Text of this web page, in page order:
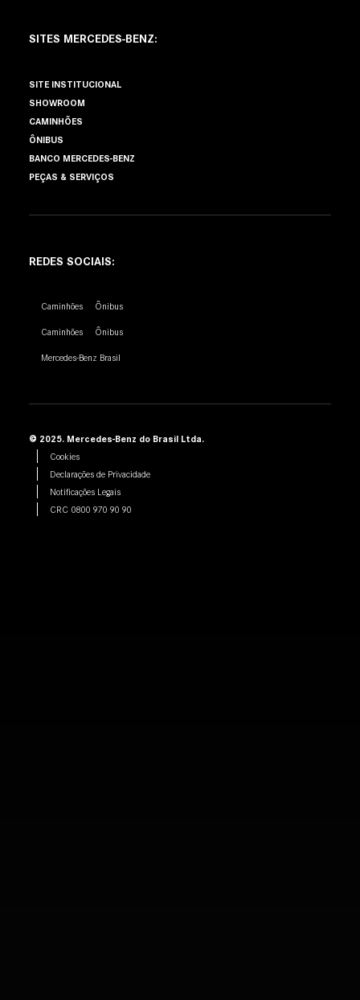
SITES MERCEDES-BENZ:
SITE INSTITUCIONAL
SHOWROOM
CAMINHÕES
ÔNIBUS
BANCO MERCEDES-BENZ
PEÇAS & SERVIÇOS
REDES SOCIAIS:
Caminhões Ônibus
Caminhões Ônibus
Mercedes-Benz Brasil
© 2025. Mercedes-Benz do Brasil Ltda.
Cookies
Declarações de Privacidade
Notificações Legais
CRC 0800 970 90 90